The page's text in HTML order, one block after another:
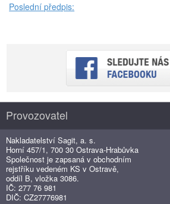
Poslední předpis:
Provozovatel
Nakladatelství Sagit, a. s.
Horní 457/1, 700 30 Ostrava-Hrabůvka
Společnost je zapsaná v obchodním
rejstříku vedeném KS v Ostravě,
oddíl B, vložka 3086.
IČ: 277 76 981
DIČ: CZ27776981